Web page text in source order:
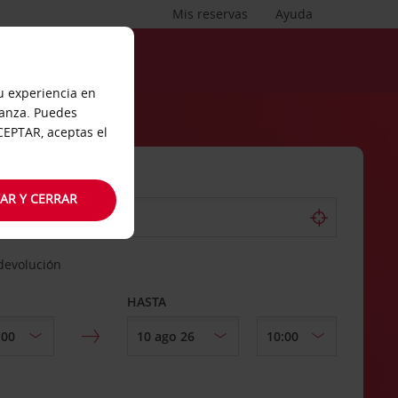
Ayuda
Mis reservas
HASTA
experiencia en
Puedes
aceptas el
Y CERRAR